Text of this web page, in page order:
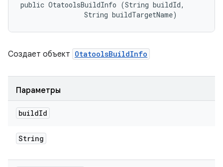
public OtatoolsBuildInfo (String buildId,
                String buildTargetName)
Создает объект OtatoolsBuildInfo
Параметры
buildId
String